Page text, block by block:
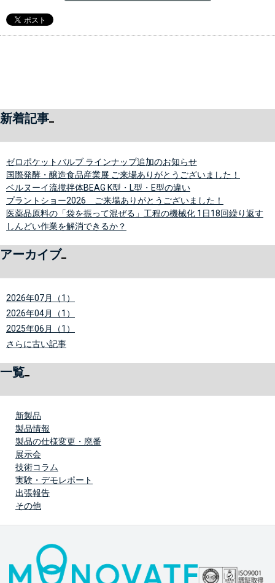
新着記事
ゼロポケットバルブ ラインナップ追加のお知らせ
国際発酵・醸造食品産業展 ご来場ありがとうございました！
ベルヌーイ流撹拌体BEAG K型・L型・E型の違い
プラントショー2026 ご来場ありがとうございました！
医薬品原料の「袋を振って混ぜる」工程の機械化 1日18回繰り返す
しんどい作業を解消できるか？
アーカイブ
2026年07月（1）
2026年04月（1）
2025年06月（1）
さらに古い記事
一覧
新製品
製品情報
製品の仕様変更・廃番
展示会
技術コラム
実験・デモレポート
出張報告
その他